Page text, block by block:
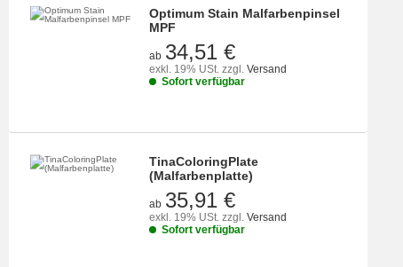
Optimum Stain Malfarbenpinsel
MPF
ab 34,51 €
exkl. 19% USt. zzgl.Versand
Sofort verfügbar
TinaColoringPlate
(Malfarbenplatte)
ab 35,91 €
exkl. 19% USt. zzgl.Versand
Sofort verfügbar